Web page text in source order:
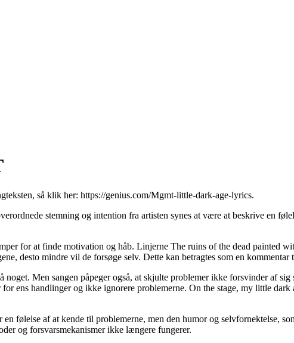
så klik her: https://genius.com/Mgmt-little-dark-age-lyrics.
stemning og intention fra artisten synes at være at beskrive en
for at finde motivation og håb. Linjerne The ruins of the dead painted
desto mindre vil de forsøge selv. Dette kan betragtes som en
Men sangen påpeger også, at skjulte problemer ikke forsvinder af
ens handlinger og ikke ignorere problemerne. On the stage, my little
følelse af at kende til problemerne, men den humor og selvfornektelse,
og forsvarsmekanismer ikke længere fungerer.